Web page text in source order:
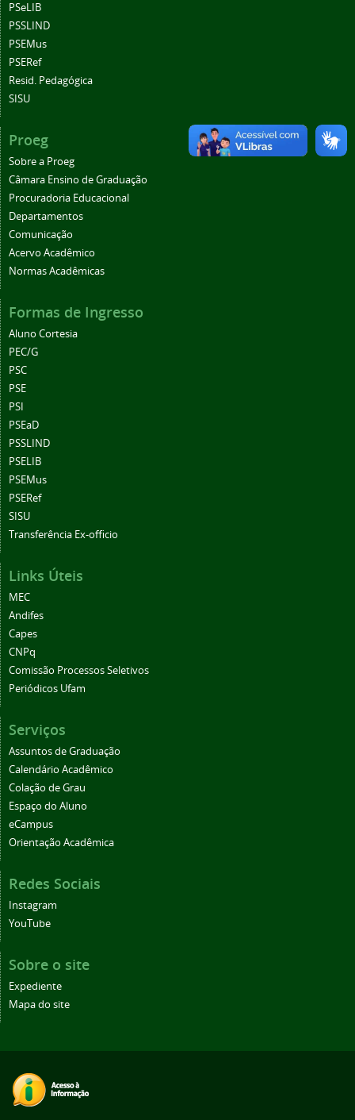
PSeLIB
PSSLIND
PSEMus
PSERef
Resid. Pedagógica
SISU
Proeg
Sobre a Proeg
Câmara Ensino de Graduação
Procuradoria Educacional
Departamentos
Comunicação
Acervo Acadêmico
Normas Acadêmicas
Formas de Ingresso
Aluno Cortesia
PEC/G
PSC
PSE
PSI
PSEaD
PSSLIND
PSELIB
PSEMus
PSERef
SISU
Transferência Ex-officio
Links Úteis
MEC
Andifes
Capes
CNPq
Comissão Processos Seletivos
Periódicos Ufam
Serviços
Assuntos de Graduação
Calendário Acadêmico
Colação de Grau
Espaço do Aluno
eCampus
Orientação Acadêmica
Redes Sociais
Instagram
YouTube
Sobre o site
Expediente
Mapa do site